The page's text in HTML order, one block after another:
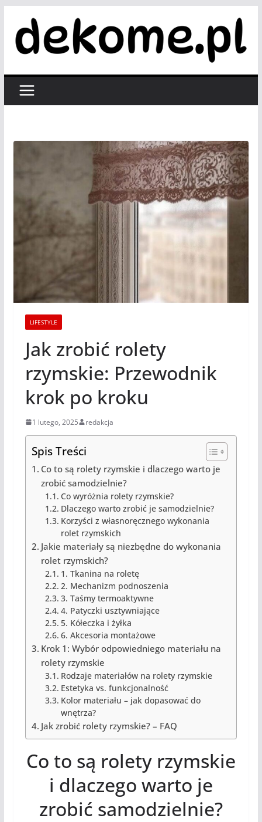
treści
LIFESTYLE
Jak zrobić rolety
rzymskie: Przewodnik
krok po kroku
1 lutego, 2025 redakcja
Spis Treści
Co to są rolety rzymskie i dlaczego warto je
zrobić samodzielnie?
Co wyróżnia rolety rzymskie?
Dlaczego warto zrobić je samodzielnie?
Korzyści z własnoręcznego wykonania
rolet rzymskich
Jakie materiały są niezbędne do wykonania
rolet rzymskich?
1. Tkanina na roletę
2. Mechanizm podnoszenia
3. Taśmy termoaktywne
4. Patyczki usztywniające
5. Kółeczka i żyłka
6. Akcesoria montażowe
Krok 1: Wybór odpowiedniego materiału na
rolety rzymskie
Rodzaje materiałów na rolety rzymskie
Estetyka vs. funkcjonalność
Kolor materiału – jak dopasować do
wnętrza?
Jak zrobić rolety rzymskie? – FAQ
Co to są rolety rzymskie
i dlaczego warto je
zrobić samodzielnie?